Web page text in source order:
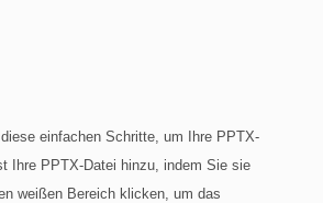
einfachen Schritte, um Ihre PPTX-
Ihre PPTX-Datei hinzu, indem Sie sie
weißen Bereich klicken, um das